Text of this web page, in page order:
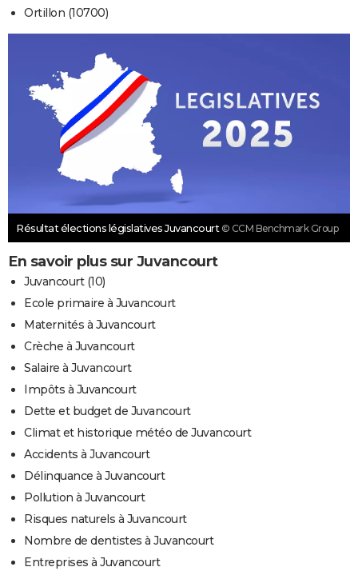
Ortillon (10700)
Résultat élections législatives Juvancourt © CCM Benchmark Group
En savoir plus sur Juvancourt
Juvancourt (10)
Ecole primaire à Juvancourt
Maternités à Juvancourt
Crèche à Juvancourt
Salaire à Juvancourt
Impôts à Juvancourt
Dette et budget de Juvancourt
Climat et historique météo de Juvancourt
Accidents à Juvancourt
Délinquance à Juvancourt
Pollution à Juvancourt
Risques naturels à Juvancourt
Nombre de dentistes à Juvancourt
Entreprises à Juvancourt